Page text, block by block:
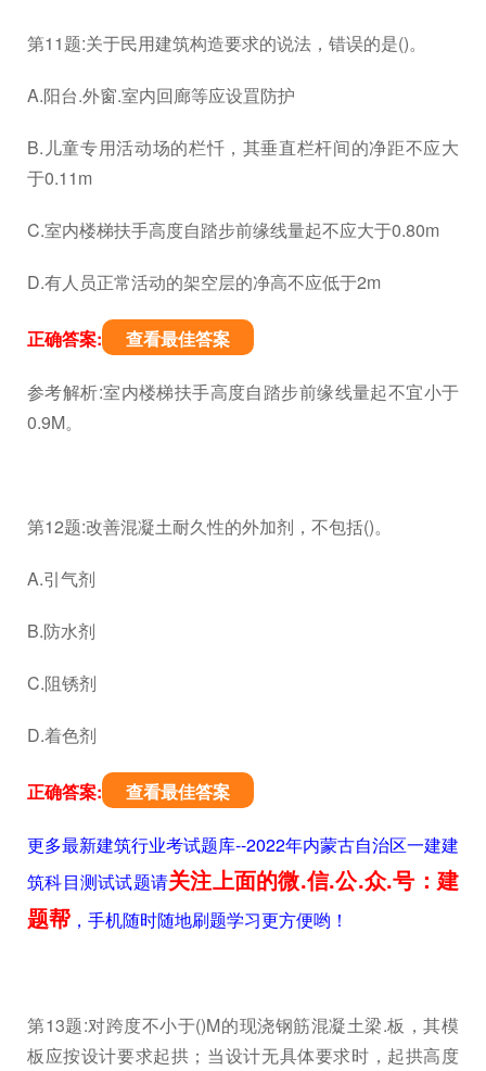
第11题:关于民用建筑构造要求的说法，错误的是()。
A.阳台.外窗.室内回廊等应设罝防护
B.儿童专用活动场的栏忏，其垂直栏杆间的净距不应大
于0.11m
C.室内楼梯扶手高度自踏步前缘线量起不应大于0.80m
D.有人员正常活动的架空层的净高不应低于2m
正确答案: 查看最佳答案
参考解析:室内楼梯扶手高度自踏步前缘线量起不宜小于
0.9M。
第12题:改善混凝土耐久性的外加剂，不包括()。
A.引气剂
B.防水剂
C.阻锈剂
D.着色剂
正确答案: 查看最佳答案
更多最新建筑行业考试题库--2022年内蒙古自治区一建建
筑科目测试试题请关注上面的微.信.公.众.号：建
题帮 ，手机随时随地刷题学习更方便哟！
第13题:对跨度不小于()M的现浇钢筋混凝土梁.板，其模
板应按设计要求起拱；当设计无具体要求时，起拱高度